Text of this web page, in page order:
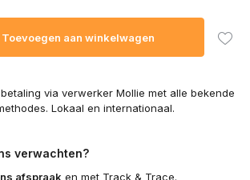
Toevoegen aan winkelwagen
via verwerker Mollie met alle bekende
Lokaal en internationaal.
verwachten?
afspraak en met Track & Trace.